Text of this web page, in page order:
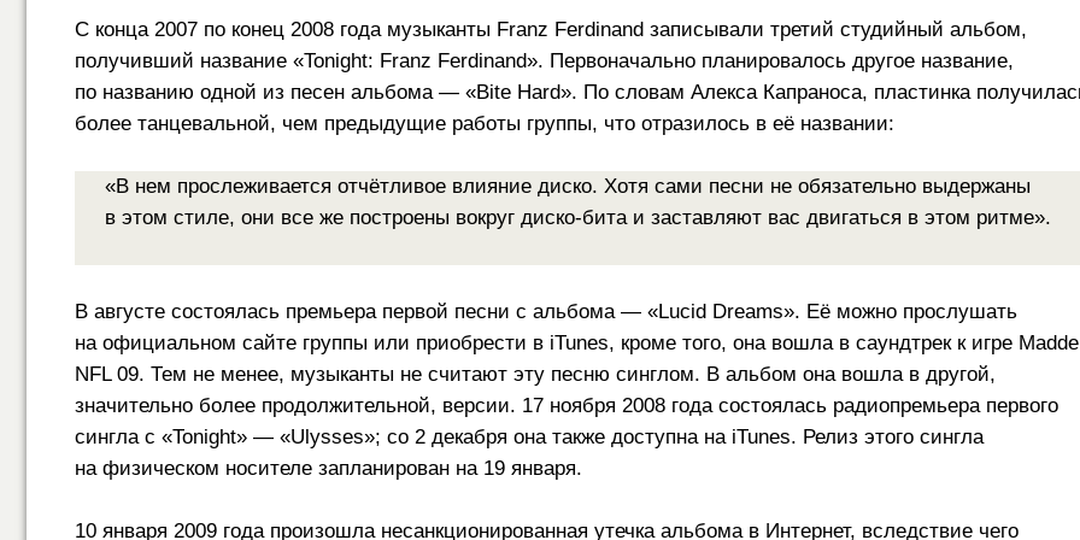
С конца 2007 по конец 2008 года музыканты Franz Ferdinand записывали третий студийный альбом,
получивший название «Tonight: Franz Ferdinand». Первоначально планировалось другое название,
по названию одной из песен альбома — «Bite Hard». По словам Алекса Капраноса, пластинка
более танцевальной, чем предыдущие работы группы, что отразилось в её названии:
«В нем прослеживается отчётливое влияние диско. Хотя сами песни не обязательно выдержаны
в этом стиле, они все же построены вокруг диско-бита и заставляют вас двигаться в этом ритме».
В августе состоялась премьера первой песни с альбома — «Lucid Dreams». Её можно прослушать
на официальном сайте группы или приобрести в iTunes, кроме того, она вошла в саундтрек к игре
NFL 09. Тем не менее, музыканты не считают эту песню синглом. В альбом она вошла в другой,
значительно более продолжительной, версии. 17 ноября 2008 года состоялась радиопремьера первого
сингла с «Tonight» — «Ulysses»; со 2 декабря она также доступна на iTunes. Релиз этого сингла
на физическом носителе запланирован на 19 января.
10 января 2009 года произошла несанкционированная утечка альбома в Интернет, вследствие чего